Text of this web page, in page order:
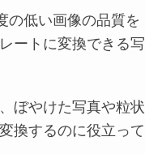
の低い画像の品質を
ートに変換できる写
ぼやけた写真や粒状
換するのに役立って